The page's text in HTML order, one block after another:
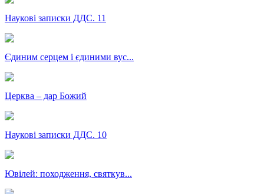
Наукові записки ДДС. 11
Єдиним серцем і єдиними вус...
Церква – дар Божий
Наукові записки ДДС. 10
Ювілей: походження, святкув...